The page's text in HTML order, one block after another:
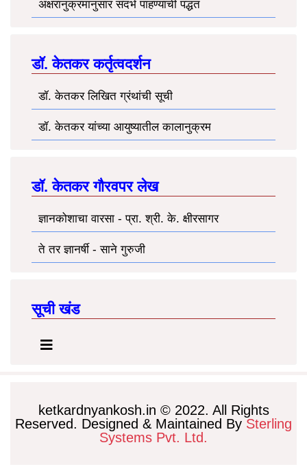
अक्षरानुक्रमानुसार संदर्भ पाहण्याची पद्धत
डॉ. केतकर कर्तृत्वदर्शन
डॉ. केतकर लिखित ग्रंथांची सूची
डॉ. केतकर यांच्या आयुष्यातील कालानुक्रम
डॉ. केतकर गौरवपर लेख
ज्ञानकोशाचा वारसा - प्रा. श्री. के. क्षीरसागर
ते तर ज्ञानर्षी - साने गुरुजी
सूची खंड
ketkardnyankosh.in © 2022. All Rights
Reserved. Designed & Maintained By Sterling
Systems Pvt. Ltd.